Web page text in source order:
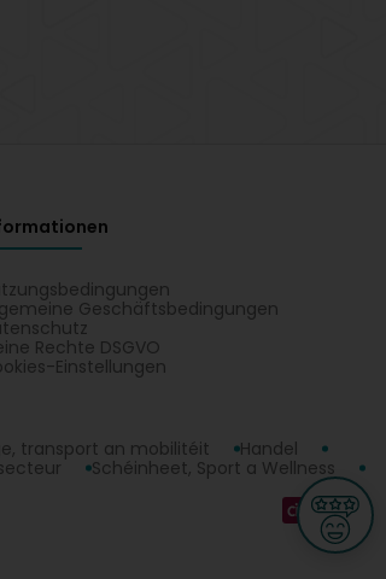
Geschäftsbedingungen
Rechte DSGVO
Einstellungen
transport an mobilitéit
Handel
Schéinheet, Sport a Wellness